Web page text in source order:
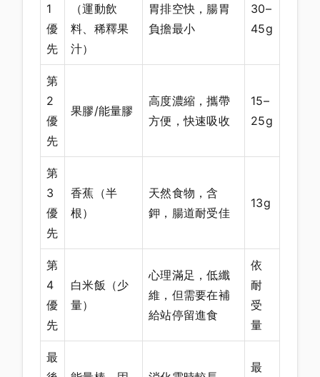
1
優
先
（運動飲
料、稀釋果
汁）
胃排空快，腸胃
負擔最小
30–
45g
第
2
優
先
果膠/能量膠
高度濃縮，攜帶
方便，快速吸收
15–
25g
第
3
優
先
香蕉（半
根）
天然食物，含
鉀，腸道耐受佳
13g
第
4
優
先
白米飯（少
量）
心理滿足，低纖
維，但需要在補
給站停留進食
依
耐
受
量
最
最